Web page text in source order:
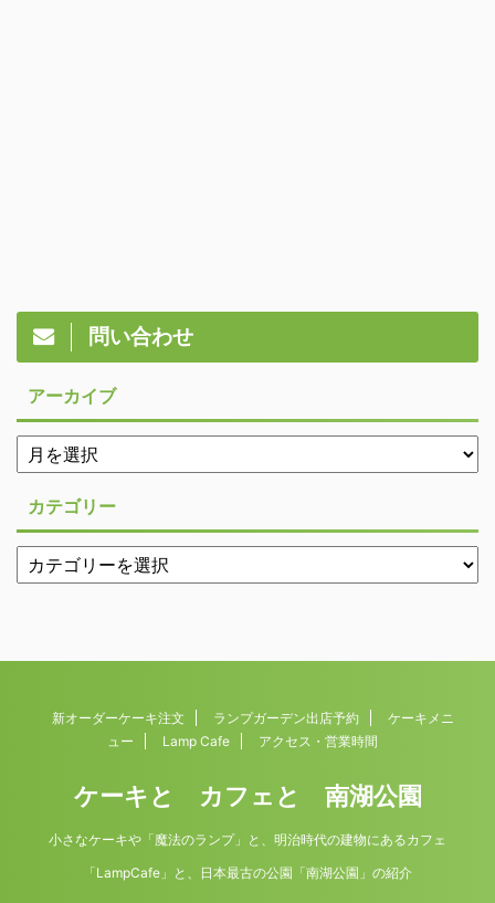
問い合わせ
アーカイブ
カテゴリー
新オーダーケーキ注文 ランプガーデン出店予約
ケーキメニ
ュー
Lamp Cafe アクセス・営業時間
ケーキと カフェと 南湖公園
小さなケーキや「魔法のランプ」と、明治時代の建物にあるカフェ
「LampCafe」と、日本最古の公園「南湖公園」の紹介